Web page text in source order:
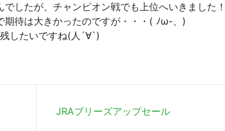
でしたが、チャンピオン戦でも上位へいきました！
期待は大きかったのですが・・・( ﾉω-、)
したいですね(人´∀`)
JRAブリーズアップセール